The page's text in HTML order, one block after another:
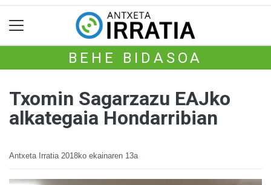
BEHE BIDASOA
Txomin Sagarzazu EAJko
alkategaia Hondarribian
Antxeta Irratia 2018ko ekainaren 13a